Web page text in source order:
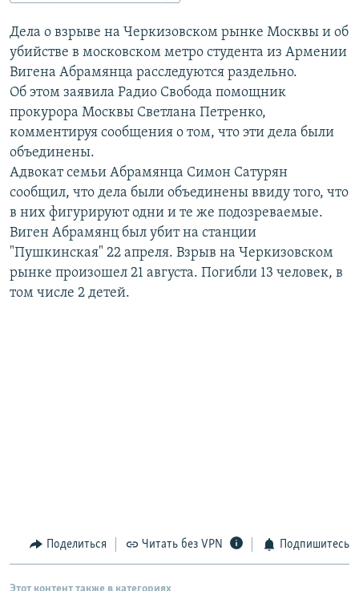
СИБИРЬ.РЕАЛИИ
РАСПИСАНИЕ ВЕЩАНИЯ
ПОДПИШИТЕСЬ НА РАССЫЛКУ
СОЦИАЛЬНЫЕ СЕТИ
Все сайты РСЕ/РС
Дела о взрыве на Черкизовском рынке Москвы и об
убийстве в московском метро студента из Армении
Вигена Абрамянца расследуются раздельно.
Об этом заявила Радио Свобода помощник
прокурора Москвы Светлана Петренко,
комментируя сообщения о том, что эти дела были
объединены.
Адвокат семьи Абрамянца Симон Сатурян
сообщил, что дела были объединены ввиду того, что
в них фигурируют одни и те же подозреваемые.
Виген Абрамянц был убит на станции
"Пушкинская" 22 апреля. Взрыв на Черкизовском
рынке произошел 21 августа. Погибли 13 человек, в
том числе 2 детей.
Поделиться Читать без VPN Подпишитесь